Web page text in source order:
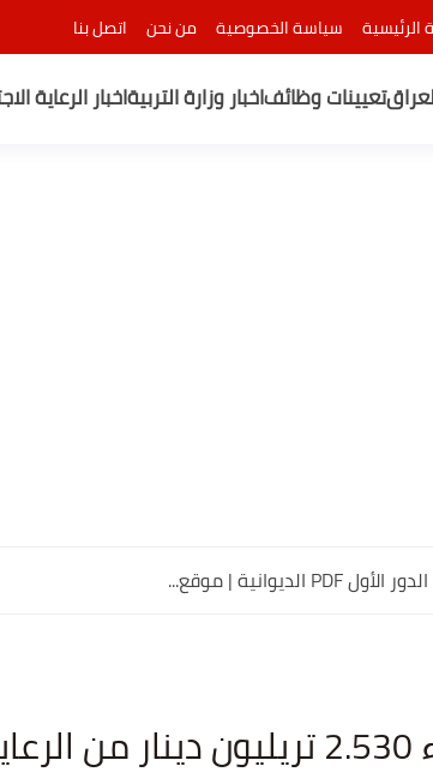
الرئيسية سياسة الخصوصية من نحن اتصل بنا
تعيينات وظائفاخبار وزارة التربيةاخبار الرعاية
وزير العمل يكشف عن اختفاء 2.530 تريليون دينار من